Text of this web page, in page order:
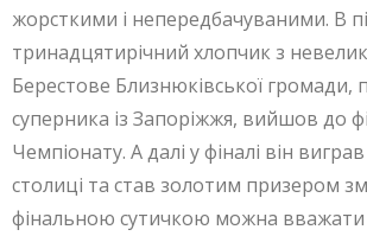
жорсткими і непередбачуваними. В
тринадцятирічний хлопчик з
Берестове Близнюківської громади,
суперника із Запоріжжя, вийшов до
Чемпіонату. А далі у фіналі він
столиці та став золотим призером
фінальною сутичкою можна вважати